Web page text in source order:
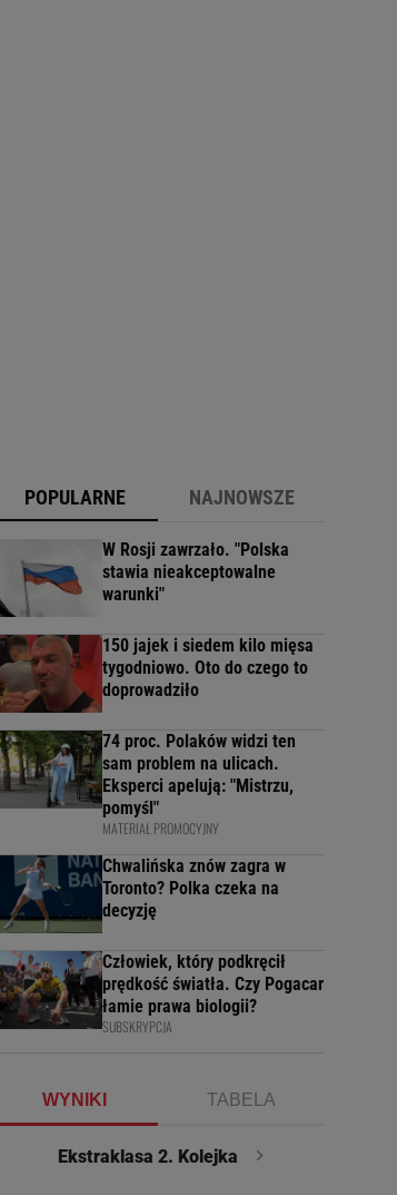
POPULARNE NAJNOWSZE
W Rosji zawrzało. "Polska
stawia nieakceptowalne
warunki"
150 jajek i siedem kilo mięsa
tygodniowo. Oto do czego to
doprowadziło
74 proc. Polaków widzi ten
sam problem na ulicach.
Eksperci apelują: "Mistrzu,
pomyśl"
MATERIAŁ PROMOCYJNY
Chwalińska znów zagra w
Toronto? Polka czeka na
decyzję
Człowiek, który podkręcił
prędkość światła. Czy Pogacar
łamie prawa biologii?
SUBSKRYPCJA
WYNIKI TABELA
Ekstraklasa 2. Kolejka